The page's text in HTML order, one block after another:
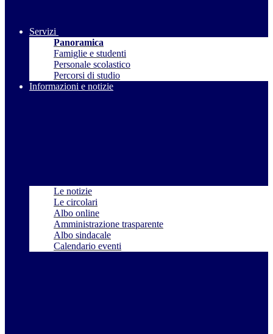
Servizi
Panoramica
Famiglie e studenti
Personale scolastico
Percorsi di studio
Informazioni e notizie
Le notizie
Le circolari
Albo online
Amministrazione trasparente
Albo sindacale
Calendario eventi